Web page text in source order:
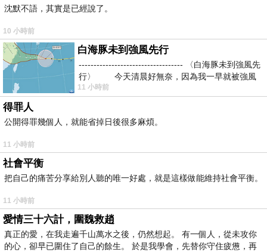
沈默不語，其實是已經說了。
10 小時前
白海豚未到強風先行
----------------------------------- 〈白海豚未到強風先
行〉 今天清晨好無奈，因為我一早就被強風
11 小時前
得罪人
公開得罪幾個人，就能省掉日後很多麻煩。
11 小時前
社會平衡
把自己的痛苦分享給別人聽的唯一好處，就是這樣做能維持社會平衡。
11 小時前
愛情三十六計，圍魏救趙
真正的愛，在我走遍千山萬水之後，仍然想起。 有一個人，從未攻你
的心，卻早已圍住了自己的餘生。 於是我學會，先替你守住疲憊，再